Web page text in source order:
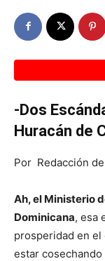
-Dos
Huracán de
Por Redacción
Ah, el Ministerio
Dominicana, esa
prosperidad en el
estar